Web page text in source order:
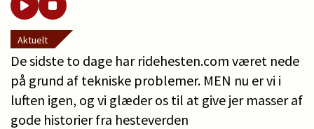
Aktuelt
De sidste to dage har ridehesten.com været nede
på grund af tekniske problemer. MEN nu er vi i
luften igen, og vi glæder os til at give jer masser af
gode historier fra hesteverden